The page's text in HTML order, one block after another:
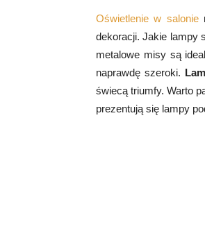
Oświetlenie w salonie
dekoracji. Jakie lampy
metalowe misy są
naprawdę szeroki.
świecą triumfy. Warto
prezentują się lampy